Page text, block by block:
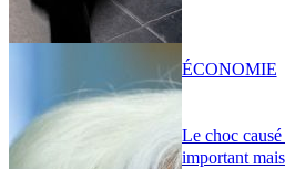
Le choc
important
ÉCONOMIE